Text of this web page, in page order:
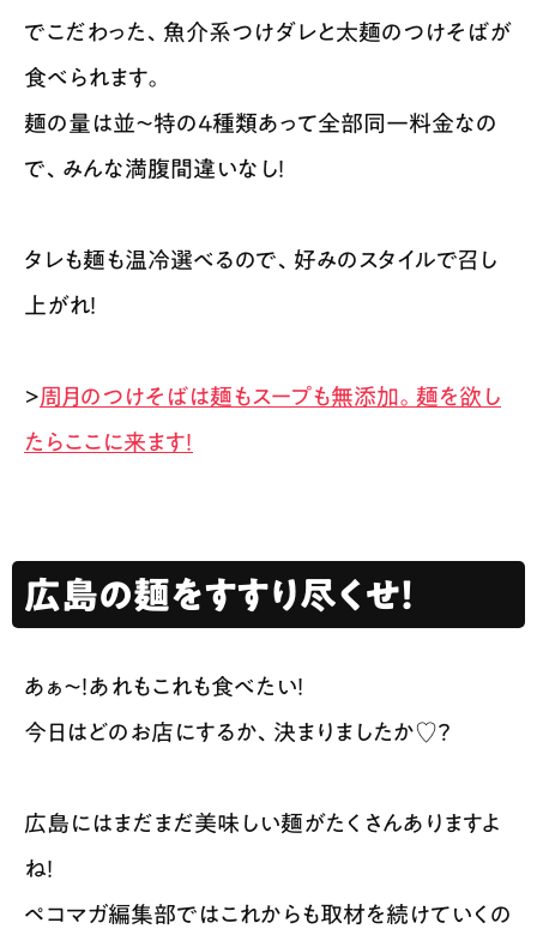
でこだわった、魚介系つけダレと太麺のつけそばが
食べられます。
麺の量は並〜特の4種類あって全部同一料金なの
で、みんな満腹間違いなし！
タレも麺も温冷選べるので、好みのスタイルで召し
上がれ！
>周月のつけそばは麺もスープも無添加。麺を欲し
たらここに来ます！
広島の麺をすすり尽くせ！
あぁ〜！あれもこれも食べたい！
今日はどのお店にするか、決まりましたか♡？
広島にはまだまだ美味しい麺がたくさんありますよ
ね！
ペコマガ編集部ではこれからも取材を続けていくの